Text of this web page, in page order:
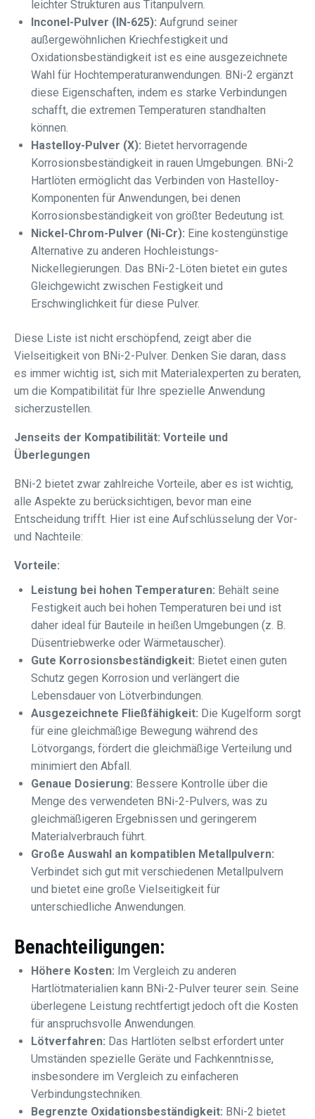
leichter Strukturen aus Titanpulvern.
Inconel-Pulver (IN-625): Aufgrund seiner
außergewöhnlichen Kriechfestigkeit und
Oxidationsbeständigkeit ist es eine ausgezeichnete
Wahl für Hochtemperaturanwendungen. BNi-2 ergänzt
diese Eigenschaften, indem es starke Verbindungen
schafft, die extremen Temperaturen standhalten
können.
Hastelloy-Pulver (X): Bietet hervorragende
Korrosionsbeständigkeit in rauen Umgebungen. BNi-2
Hartlöten ermöglicht das Verbinden von Hastelloy-
Komponenten für Anwendungen, bei denen
Korrosionsbeständigkeit von größter Bedeutung ist.
Nickel-Chrom-Pulver (Ni-Cr): Eine kostengünstige
Alternative zu anderen Hochleistungs-
Nickellegierungen. Das BNi-2-Löten bietet ein gutes
Gleichgewicht zwischen Festigkeit und
Erschwinglichkeit für diese Pulver.
Diese Liste ist nicht erschöpfend, zeigt aber die
Vielseitigkeit von BNi-2-Pulver. Denken Sie daran, dass
es immer wichtig ist, sich mit Materialexperten zu beraten,
um die Kompatibilität für Ihre spezielle Anwendung
sicherzustellen.
Jenseits der Kompatibilität: Vorteile und
Überlegungen
BNi-2 bietet zwar zahlreiche Vorteile, aber es ist wichtig,
alle Aspekte zu berücksichtigen, bevor man eine
Entscheidung trifft. Hier ist eine Aufschlüsselung der Vor-
und Nachteile:
Vorteile:
Leistung bei hohen Temperaturen: Behält seine
Festigkeit auch bei hohen Temperaturen bei und ist
daher ideal für Bauteile in heißen Umgebungen (z. B.
Düsentriebwerke oder Wärmetauscher).
Gute Korrosionsbeständigkeit: Bietet einen guten
Schutz gegen Korrosion und verlängert die
Lebensdauer von Lötverbindungen.
Ausgezeichnete Fließfähigkeit: Die Kugelform sorgt
für eine gleichmäßige Bewegung während des
Lötvorgangs, fördert die gleichmäßige Verteilung und
minimiert den Abfall.
Genaue Dosierung: Bessere Kontrolle über die
Menge des verwendeten BNi-2-Pulvers, was zu
gleichmäßigeren Ergebnissen und geringerem
Materialverbrauch führt.
Große Auswahl an kompatiblen Metallpulvern:
Verbindet sich gut mit verschiedenen Metallpulvern
und bietet eine große Vielseitigkeit für
unterschiedliche Anwendungen.
Benachteiligungen:
Höhere Kosten: Im Vergleich zu anderen
Hartlötmaterialien kann BNi-2-Pulver teurer sein. Seine
überlegene Leistung rechtfertigt jedoch oft die Kosten
für anspruchsvolle Anwendungen.
Lötverfahren: Das Hartlöten selbst erfordert unter
Umständen spezielle Geräte und Fachkenntnisse,
insbesondere im Vergleich zu einfacheren
Verbindungstechniken.
Begrenzte Oxidationsbeständigkeit: BNi-2 bietet